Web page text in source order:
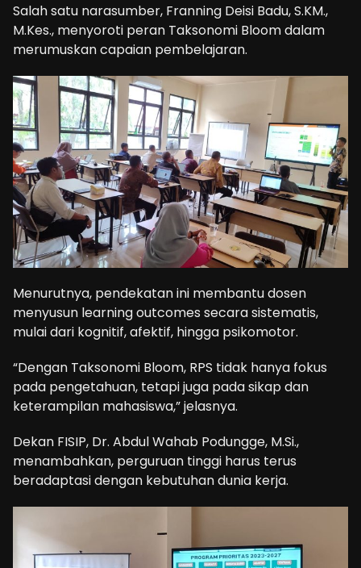
Salah satu narasumber, Franning Deisi Badu, S.KM.,
M.Kes., menyoroti peran Taksonomi Bloom dalam
merumuskan capaian pembelajaran.
Menurutnya, pendekatan ini membantu dosen
menyusun learning outcomes secara sistematis,
mulai dari kognitif, afektif, hingga psikomotor.
“Dengan Taksonomi Bloom, RPS tidak hanya fokus
pada pengetahuan, tetapi juga pada sikap dan
keterampilan mahasiswa,” jelasnya.
Dekan FISIP, Dr. Abdul Wahab Podungge, M.Si.,
menambahkan, perguruan tinggi harus terus
beradaptasi dengan kebutuhan dunia kerja.